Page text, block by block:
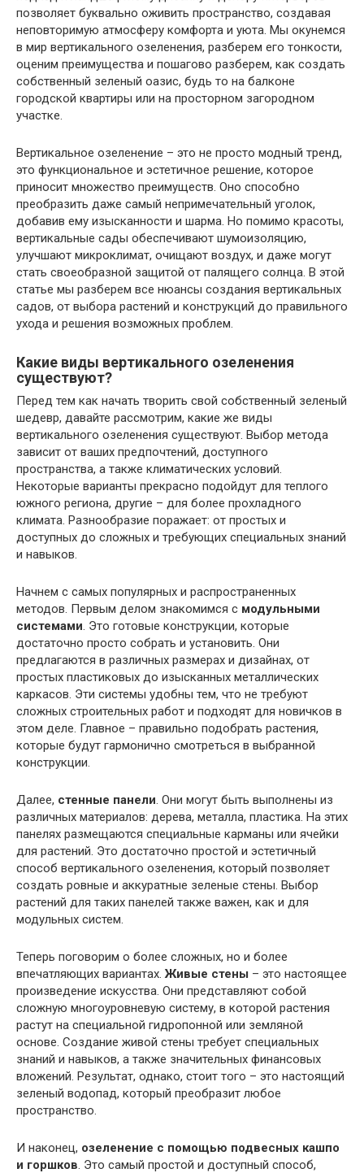
позволяет буквально оживить пространство, создавая
неповторимую атмосферу комфорта и уюта. Мы окунемся
в мир вертикального озеленения, разберем его тонкости,
оценим преимущества и пошагово разберем, как создать
собственный зеленый оазис, будь то на балконе
городской квартиры или на просторном загородном
участке.
Вертикальное озеленение – это не просто модный тренд,
это функциональное и эстетичное решение, которое
приносит множество преимуществ. Оно способно
преобразить даже самый непримечательный уголок,
добавив ему изысканности и шарма. Но помимо красоты,
вертикальные сады обеспечивают шумоизоляцию,
улучшают микроклимат, очищают воздух, и даже могут
стать своеобразной защитой от палящего солнца. В этой
статье мы разберем все нюансы создания вертикальных
садов, от выбора растений и конструкций до правильного
ухода и решения возможных проблем.
Какие виды вертикального озеленения
существуют?
Перед тем как начать творить свой собственный зеленый
шедевр, давайте рассмотрим, какие же виды
вертикального озеленения существуют. Выбор метода
зависит от ваших предпочтений, доступного
пространства, а также климатических условий.
Некоторые варианты прекрасно подойдут для теплого
южного региона, другие – для более прохладного
климата. Разнообразие поражает: от простых и
доступных до сложных и требующих специальных знаний
и навыков.
Начнем с самых популярных и распространенных
методов. Первым делом знакомимся с модульными
системами. Это готовые конструкции, которые
достаточно просто собрать и установить. Они
предлагаются в различных размерах и дизайнах, от
простых пластиковых до изысканных металлических
каркасов. Эти системы удобны тем, что не требуют
сложных строительных работ и подходят для новичков в
этом деле. Главное – правильно подобрать растения,
которые будут гармонично смотреться в выбранной
конструкции.
Далее, стенные панели. Они могут быть выполнены из
различных материалов: дерева, металла, пластика. На этих
панелях размещаются специальные карманы или ячейки
для растений. Это достаточно простой и эстетичный
способ вертикального озеленения, который позволяет
создать ровные и аккуратные зеленые стены. Выбор
растений для таких панелей также важен, как и для
модульных систем.
Теперь поговорим о более сложных, но и более
впечатляющих вариантах.Живые стены – это настоящее
произведение искусства. Они представляют собой
сложную многоуровневую систему, в которой растения
растут на специальной гидропонной или земляной
основе. Создание живой стены требует специальных
знаний и навыков, а также значительных финансовых
вложений. Результат, однако, стоит того – это настоящий
зеленый водопад, который преобразит любое
пространство.
И наконец, озеленение с помощью подвесных кашпо
и горшков. Это самый простой и доступный способ,